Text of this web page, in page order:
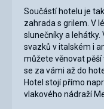
Součástí hotelu je
zahrada s grilem. V
slunečníky a lehátky.
svazků v italském i
můžete věnovat
se za vámi až do
Hotel stojí přímo
vlakového nádraží